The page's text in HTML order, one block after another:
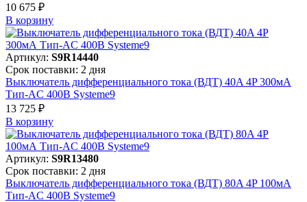
10 675 ₽
В корзинy
Артикул: S9R14440
Срок поставки: 2 дня
Выключатель дифференциального тока (ВДТ) 40A 4P 300мА
Тип-AC 400В Systeme9
13 725 ₽
В корзинy
Артикул: S9R13480
Срок поставки: 2 дня
Выключатель дифференциального тока (ВДТ) 80A 4P 100мА
Тип-AC 400В Systeme9